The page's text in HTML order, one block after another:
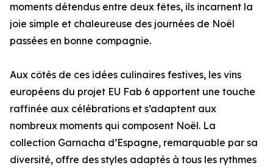
moments détendus entre deux fêtes, ils incarnent la
joie simple et chaleureuse des journées de Noël
passées en bonne compagnie.
Aux côtés de ces idées culinaires festives, les vins
européens du projet EU Fab 6 apportent une touche
raffinée aux célébrations et s’adaptent aux
nombreux moments qui composent Noël. La
collection Garnacha d’Espagne, remarquable par sa
diversité, offre des styles adaptés à tous les rythmes